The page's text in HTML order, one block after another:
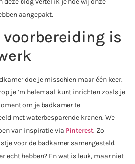
aangepakt.
voorbereiding is
doe je misschien maar één keer.
je ‘m helemaal kunt inrichten zoals je
om je badkamer te
met waterbesparende kranen. We
van inspiratie via Pinterest. Zo
voor de badkamer samengesteld.
echt hebben? En wat is leuk, maar niet